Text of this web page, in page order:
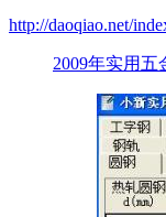
http://daoqiao.net/
2009年实用五